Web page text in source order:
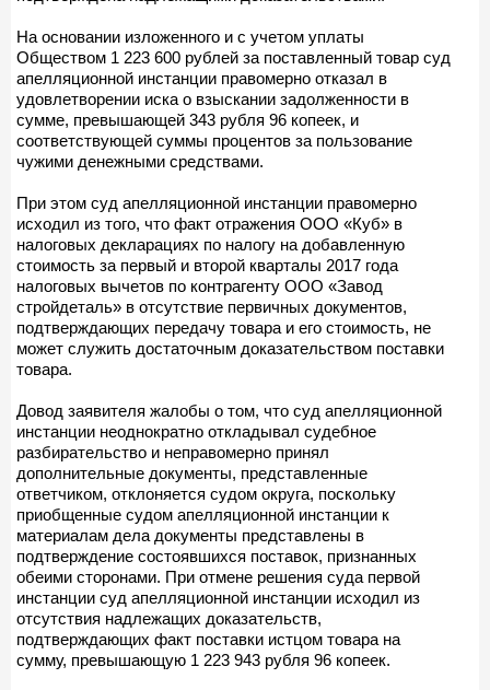
На основании изложенного и с учетом уплаты
Обществом 1 223 600 рублей за поставленный товар суд
апелляционной инстанции правомерно отказал в
удовлетворении иска о взыскании задолженности в
сумме, превышающей 343 рубля 96 копеек, и
соответствующей суммы процентов за пользование
чужими денежными средствами.
При этом суд апелляционной инстанции правомерно
исходил из того, что факт отражения ООО «Куб» в
налоговых декларациях по налогу на добавленную
стоимость за первый и второй кварталы 2017 года
налоговых вычетов по контрагенту ООО «Завод
стройдеталь» в отсутствие первичных документов,
подтверждающих передачу товара и его стоимость, не
может служить достаточным доказательством поставки
товара.
Довод заявителя жалобы о том, что суд апелляционной
инстанции неоднократно откладывал судебное
разбирательство и неправомерно принял
дополнительные документы, представленные
ответчиком, отклоняется судом округа, поскольку
приобщенные судом апелляционной инстанции к
материалам дела документы представлены в
подтверждение состоявшихся поставок, признанных
обеими сторонами. При отмене решения суда первой
инстанции суд апелляционной инстанции исходил из
отсутствия надлежащих доказательств,
подтверждающих факт поставки истцом товара на
сумму, превышающую 1 223 943 рубля 96 копеек.